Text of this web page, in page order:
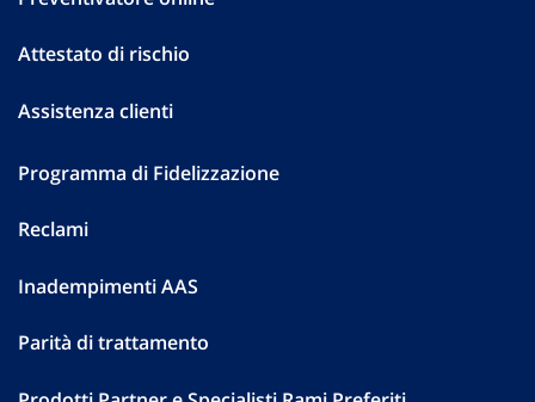
Attestato di rischio
Assistenza clienti
Programma di Fidelizzazione
Reclami
Inadempimenti AAS
Parità di trattamento